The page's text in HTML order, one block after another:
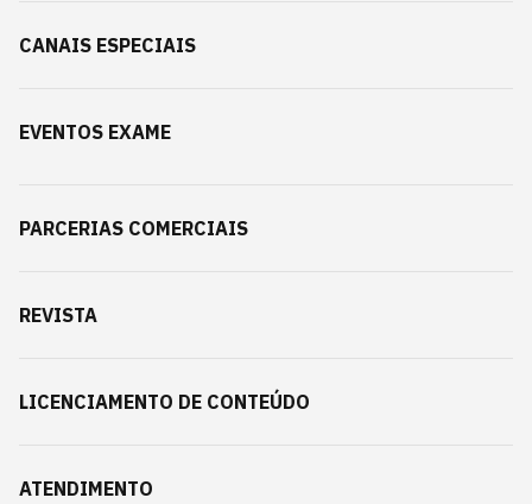
CANAIS ESPECIAIS
EVENTOS EXAME
PARCERIAS COMERCIAIS
REVISTA
LICENCIAMENTO DE CONTEÚDO
ATENDIMENTO